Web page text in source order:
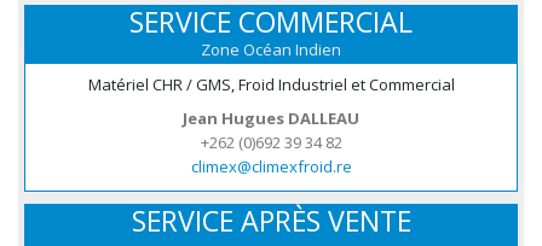
SERVICE COMMERCIAL
Zone Océan Indien
Matériel CHR / GMS, Froid Industriel et Commercial
Jean Hugues DALLEAU
+262 (0)692 39 34 82
climex@climexfroid.re
SERVICE APRÈS VENTE